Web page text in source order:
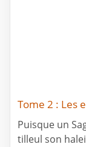
Tome 2 : Les
Puisque un
tilleul son